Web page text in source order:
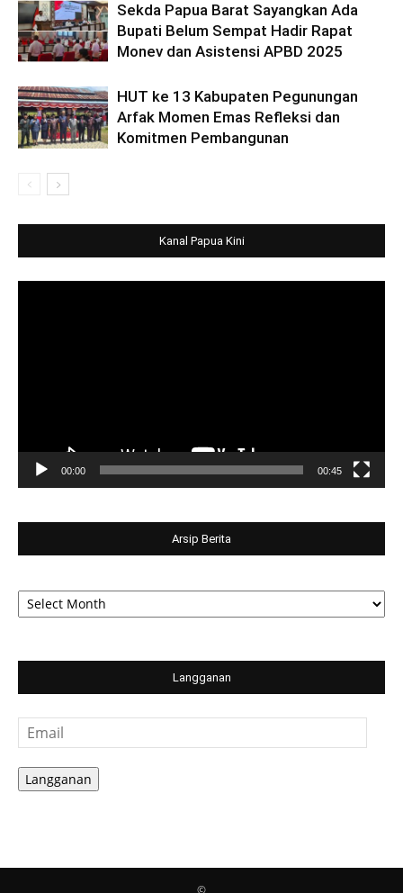
Sekda Papua Barat Sayangkan Ada
Bupati Belum Sempat Hadir Rapat
Monev dan Asistensi APBD 2025
HUT ke 13 Kabupaten Pegunungan
Arfak Momen Emas Refleksi dan
Komitmen Pembangunan
Kanal Papua Kini
00:00 00:45
Arsip Berita
Arsip
Berita
Langganan
Email
Langganan
©